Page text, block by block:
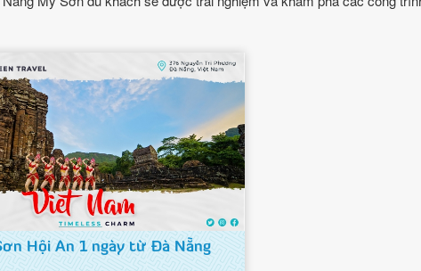
Hội An 1 ngày từ Đà Nẵng